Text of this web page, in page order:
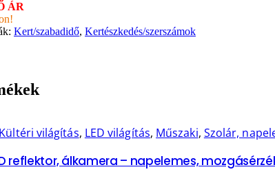
ÁR
Kert/szabadidő, Kertészkedés/szerszámok
Kültéri világítás, LED világítás, Műszaki, Szolár,
reflektor, álkamera – napelemes,